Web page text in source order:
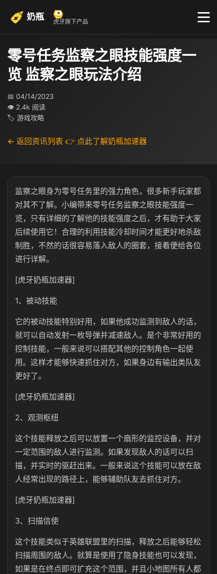
奶瓶 虎牙旗下产品
零号任务监察之眼技能强度一
览 监察之眼玩法介绍
📅 04/14/2023
👁 2.4k 阅读
🏷 游戏攻略
← 返回资讯列表 👉 点此了解奶瓶加速器
监察之眼身为零号任务里的强力角色，很多新手玩家都
对其不了解。小编带来零号任务监察之眼技能强度一
览，只有详细的了解他的技能强度之后，才有助于大家
后续使用它！合理的利用技能冷却时间才能更好地杀敌
制胜，不然的话很容易落入敌人的圈套，接着便给各位
进行详解。
[虎牙奶瓶加速器]
1、被动技能
它的被动技能特别好用，如果他成功监测到敌人的话，
就可以自动发射一枚导弹并减速敌人。是个非常好用的
控制技能，一般来说可以搭配其他的控制角色一起使
用。这样才能够快速抓住对方，如果身边有输出类队友
更好了。
[虎牙奶瓶加速器]
2、观测枢纽
这个技能释放之后可以放置一个扇形的监控设备，并对
一定范围的敌人进行监测。如果发现敌人的话可以扫
描，并实时的驱赶出来。一般来说这个技能可以放在敌
人经常出现的路径上，能够辅助队友去抓住对方。
[虎牙奶瓶加速器]
3、扫描信使
这个技能类似于英雄联盟里的扫描，释放之后能够轻松
扫描周围的敌人。就算是使用了隐身技能也可以发现，
如果是在终点即可扩充这个范围，并且小地图所有人都